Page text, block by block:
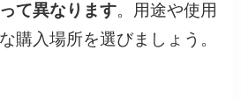
て異なります。用途や使用
購入場所を選びましょう。